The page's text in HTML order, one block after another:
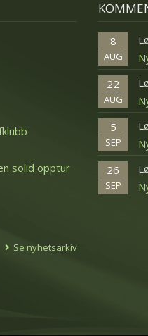
solid opptur
Se nyhetsarkiv
8
AUG
22
AUG
5
SEP
26
SEP